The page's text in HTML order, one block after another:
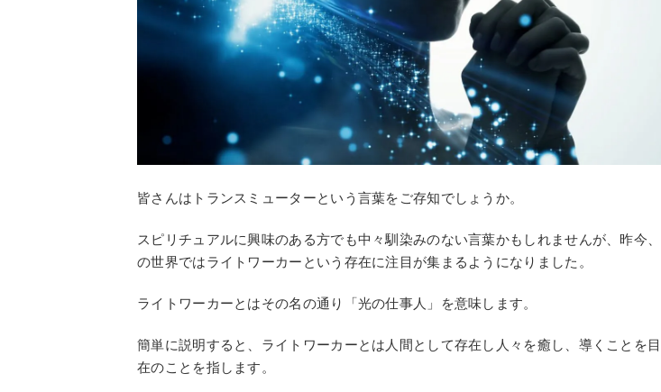
皆さんはトランスミューターという言葉をご存知でしょうか。
スピリチュアルに興味のある方でも中々馴染みのない言葉かもしれませんが、昨今
の世界ではライトワーカーという存在に注目が集まるようになりました。
ライトワーカーとはその名の通り「光の仕事人」を意味します。
簡単に説明すると、ライトワーカーとは人間として存在し人々を癒し、導くことを
在のことを指します。